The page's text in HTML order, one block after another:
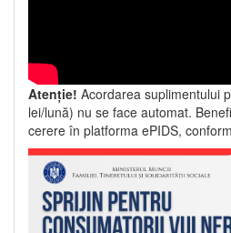
Atenție! Acordarea suplimentului
lei/lună) nu se face automat.
cerere în platforma ePIDS,